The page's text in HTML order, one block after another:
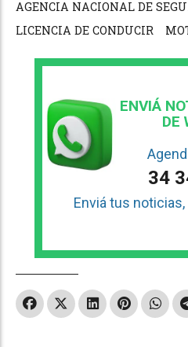
AGENCIA NACIONAL DE
LICENCIA DE CONDUCIR
ENVIÁ
DE
34
Enviá tus